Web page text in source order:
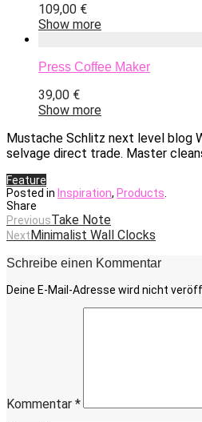
109,00 €
Show more
Press Coffee Maker
39,00 €
Show more
Mustache Schlitz next level blog
selvage direct trade. Master
Feature
Posted in Inspiration, Products
Share
PreviousTake Note
NextMinimalist Wall Clocks
Schreibe einen Kommentar
Deine E-Mail-Adresse wird nicht
Kommentar *